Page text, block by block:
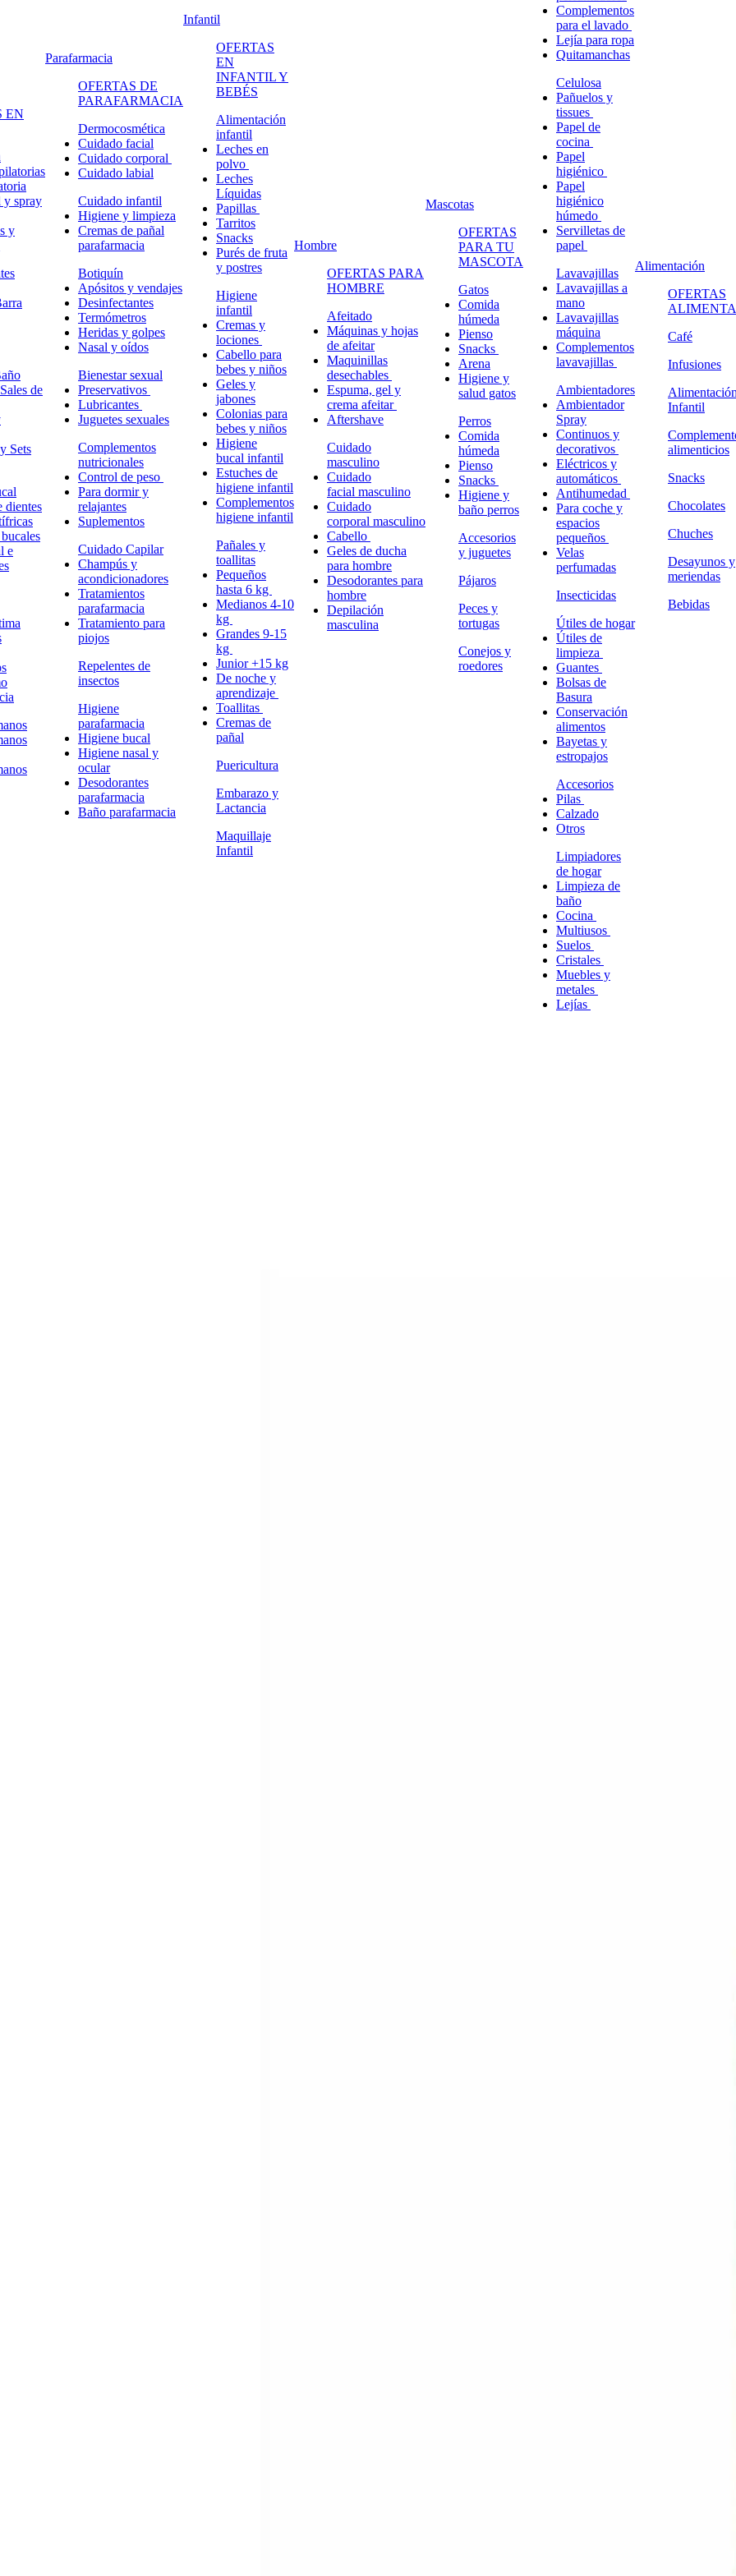
EN
y spray
y
de
Sets
dientes
e
Parafarmacia
OFERTAS DE
PARAFARMACIA
Dermocosmética
Cuidado facial
Cuidado corporal
Cuidado labial
Cuidado infantil
Higiene y limpieza
Cremas de pañal
parafarmacia
Botiquín
Apósitos y vendajes
Desinfectantes
Termómetros
Heridas y golpes
Nasal y oídos
Bienestar sexual
Preservativos
Lubricantes
Juguetes sexuales
Complementos
nutricionales
Control de peso
Para dormir y
relajantes
Suplementos
Cuidado Capilar
Champús y
acondicionadores
Tratamientos
parafarmacia
Tratamiento para
piojos
Repelentes de
insectos
Higiene
parafarmacia
Higiene bucal
Higiene nasal y
ocular
Desodorantes
parafarmacia
Baño parafarmacia
Infantil
OFERTAS
EN
INFANTIL Y
BEBÉS
Alimentación
infantil
Leches en
polvo
Leches
Líquidas
Papillas
Tarritos
Snacks
Purés de fruta
y postres
Higiene
infantil
Cremas y
lociones
Cabello para
bebes y niños
Geles y
jabones
Colonias para
bebes y niños
Higiene
bucal infantil
Estuches de
higiene infantil
Complementos
higiene infantil
Pañales y
toallitas
Pequeños
hasta 6 kg
Medianos 4-10
kg
Grandes 9-15
kg
Junior +15 kg
De noche y
aprendizaje
Toallitas
Cremas de
pañal
Puericultura
Embarazo y
Lactancia
Maquillaje
Infantil
Hombre
OFERTAS PARA
HOMBRE
Afeitado
Máquinas y hojas
de afeitar
Maquinillas
desechables
Espuma, gel y
crema afeitar
Aftershave
Cuidado
masculino
Cuidado
facial masculino
Cuidado
corporal masculino
Cabello
Geles de ducha
para hombre
Desodorantes para
hombre
Depilación
masculina
Mascotas
OFERTAS
PARA TU
MASCOTA
Gatos
Comida
húmeda
Pienso
Snacks
Arena
Higiene y
salud gatos
Perros
Comida
húmeda
Pienso
Snacks
Higiene y
baño perros
Accesorios
y juguetes
Pájaros
Peces y
tortugas
Conejos y
roedores
Complementos
para el lavado
Lejía para ropa
Quitamanchas
Celulosa
Pañuelos y
tissues
Papel de
cocina
Papel
higiénico
Papel
higiénico
húmedo
Servilletas de
papel
Lavavajillas
Lavavajillas a
mano
Lavavajillas
máquina
Complementos
lavavajillas
Ambientadores
Ambientador
Spray
Continuos y
decorativos
Eléctricos y
automáticos
Antihumedad
Para coche y
espacios
pequeños
Velas
perfumadas
Insecticidas
Útiles de hogar
Útiles de
limpieza
Guantes
Bolsas de
Basura
Conservación
alimentos
Bayetas y
estropajos
Accesorios
Pilas
Calzado
Otros
Limpiadores
de hogar
Limpieza de
baño
Cocina
Multiusos
Suelos
Cristales
Muebles y
metales
Lejías
Alimentación
OFERTAS
Café
Infusiones
Infantil
alimenticios
Snacks
Chocolates
Chuches
Desayunos y
meriendas
Bebidas